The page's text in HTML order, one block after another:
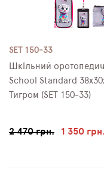
SET 150-33
Шкільний
School Standard
Тигром (SET 150-33)
2 470 грн. 1 350 грн.